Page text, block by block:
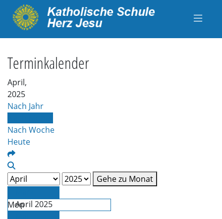
Terminkalender
April,
2025
Nach Jahr
Nach Woche
Heute
Gehe zu Monat
April 2025
Mon